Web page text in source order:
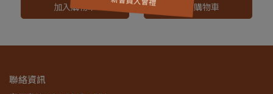
加入購物車 加入購物車
聯絡資訊